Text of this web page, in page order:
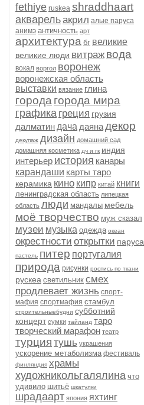
fethiye ruskea shraddhaart
акварельакрил алые паруса
анимэ античность арт
архитектура бг великие
великие люди витраж вода
вокал воргол воронеж
воронежская область
выставки вязание глина
города города мира
графика греция грузия
далматин дача даянадекор
декупаж дизайн домашний сад
домашняя косметика дч и гк индия
интерьер история канары
карандаши карты таро
керамика кино кипр китай книги
ленинградская область липецкая
область люди мандалы мебель
моё творчество муж сказал
музеи музыка одежда океан
окрестности открытки паруса
пастель питер португалия
природа рисунки роспись по ткани
рускеа светильник смех
продлевает жизнь спорт-
мафия спортмафия стамбул
строительныебудни субботний
концерт сумки тайланд таро
творческий марафон театр
турция тушь украшения
ускорение метаболизма фестиваль
финляндия храмы
художникольгалялина что
удивило шитьё шкатулки
шрадаарт япония яхтинг